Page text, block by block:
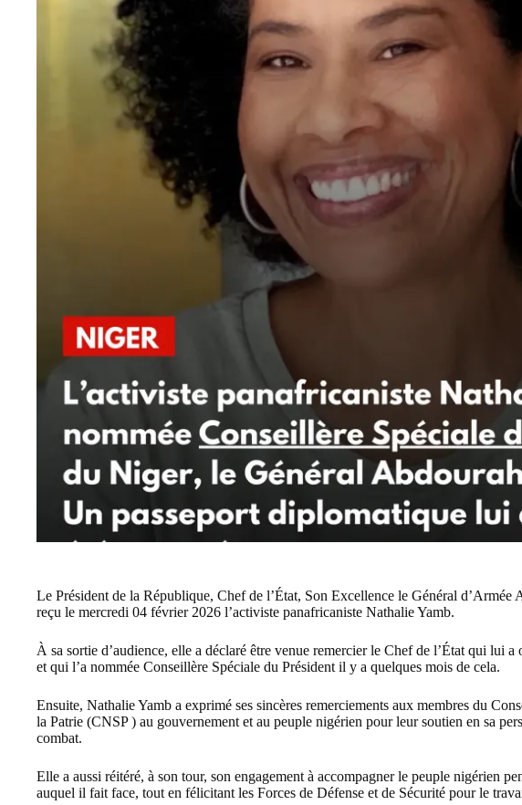
Le Président de la République, Chef de l’État, Son Excellence le Général
reçu le mercredi 04 février 2026 l’activiste panafricaniste Nathalie Yamb.
À sa sortie d’audience, elle a déclaré être venue remercier le Chef de l’État qui lui
et qui l’a nommée Conseillère Spéciale du Président il y a quelques mois de cela.
Ensuite, Nathalie Yamb a exprimé ses sincères remerciements aux membres du
la Patrie (CNSP ) au gouvernement et au peuple nigérien pour leur soutien en sa
combat.
Elle a aussi réitéré, à son tour, son engagement à accompagner le peuple nigérien
auquel il fait face, tout en félicitant les Forces de Défense et de Sécurité pour le